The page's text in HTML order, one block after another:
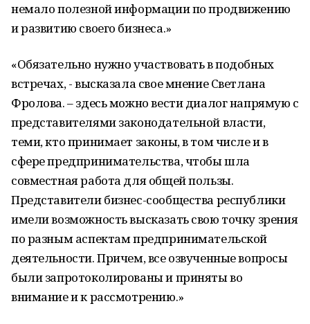
немало полезной информации по продвижению
и развитию своего бизнеса.»
«Обязательно нужно участвовать в подобных
встречах, - высказала свое мнение Светлана
Фролова. – здесь можно вести диалог напрямую с
представителями законодательной власти,
теми, кто принимает законы, в том числе и в
сфере предпринимательства, чтобы шла
совместная работа для общей пользы.
Представители бизнес-сообщества республики
имели возможность высказать свою точку зрения
по разным аспектам предпринимательской
деятельности. Причем, все озвученные вопросы
были запротоколированы и приняты во
внимание и к рассмотрению.»